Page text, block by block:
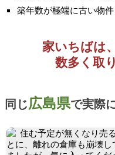
築年数が極端に古い物件
家いちばは
数多く取
同じ広島県で実際